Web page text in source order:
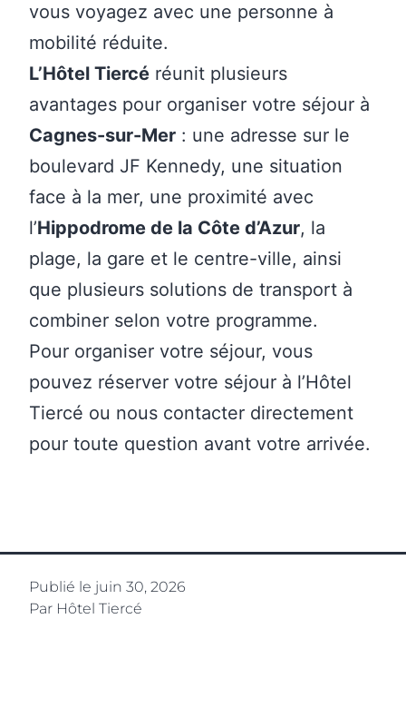
vous voyagez avec une personne à
mobilité réduite.
L’Hôtel Tiercé réunit plusieurs
avantages pour organiser votre séjour à
Cagnes-sur-Mer : une adresse sur le
boulevard JF Kennedy, une situation
face à la mer, une proximité avec
l’Hippodrome de la Côte d’Azur, la
plage, la gare et le centre-ville, ainsi
que plusieurs solutions de transport à
combiner selon votre programme.
Pour organiser votre séjour, vous
pouvez réserver votre séjour à l’Hôtel
Tiercé ou nous contacter directement
pour toute question avant votre arrivée.
Publié le juin 30, 2026
Par Hôtel Tiercé